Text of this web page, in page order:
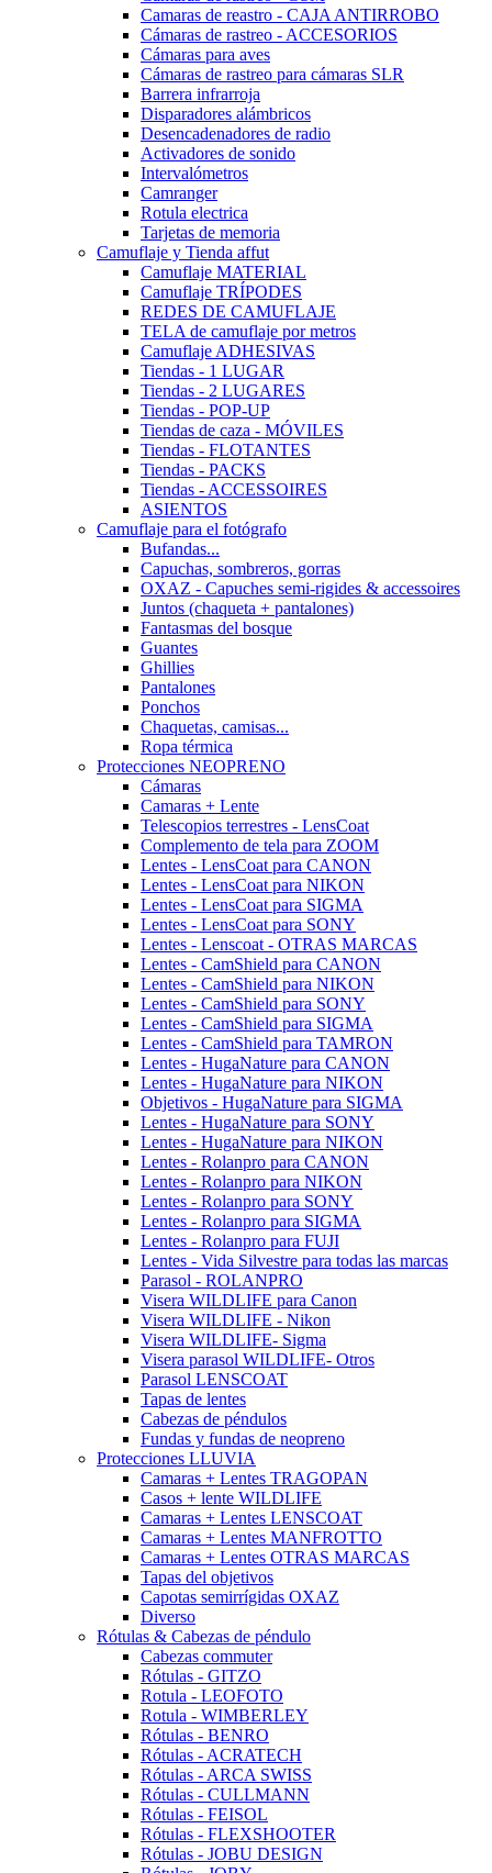
Camaras de reastro - CAJA ANTIRROBO
Cámaras de rastreo - ACCESORIOS
Cámaras para aves
Cámaras de rastreo para cámaras SLR
Barrera infrarroja
Disparadores alámbricos
Desencadenadores de radio
Activadores de sonido
Intervalómetros
Camranger
Rotula electrica
Tarjetas de memoria
Camuflaje y Tienda affut
Camuflaje MATERIAL
Camuflaje TRÍPODES
REDES DE CAMUFLAJE
TELA de camuflaje por metros
Camuflaje ADHESIVAS
Tiendas - 1 LUGAR
Tiendas - 2 LUGARES
Tiendas - POP-UP
Tiendas de caza - MÓVILES
Tiendas - FLOTANTES
Tiendas - PACKS
Tiendas - ACCESSOIRES
ASIENTOS
Camuflaje para el fotógrafo
Bufandas...
Capuchas, sombreros, gorras
OXAZ - Capuches semi-rigides & accessoires
Juntos (chaqueta + pantalones)
Fantasmas del bosque
Guantes
Ghillies
Pantalones
Ponchos
Chaquetas, camisas...
Ropa térmica
Protecciones NEOPRENO
Cámaras
Camaras + Lente
Telescopios terrestres - LensCoat
Complemento de tela para ZOOM
Lentes - LensCoat para CANON
Lentes - LensCoat para NIKON
Lentes - LensCoat para SIGMA
Lentes - LensCoat para SONY
Lentes - Lenscoat - OTRAS MARCAS
Lentes - CamShield para CANON
Lentes - CamShield para NIKON
Lentes - CamShield para SONY
Lentes - CamShield para SIGMA
Lentes - CamShield para TAMRON
Lentes - HugaNature para CANON
Lentes - HugaNature para NIKON
Objetivos - HugaNature para SIGMA
Lentes - HugaNature para SONY
Lentes - HugaNature para NIKON
Lentes - Rolanpro para CANON
Lentes - Rolanpro para NIKON
Lentes - Rolanpro para SONY
Lentes - Rolanpro para SIGMA
Lentes - Rolanpro para FUJI
Lentes - Vida Silvestre para todas las marcas
Parasol - ROLANPRO
Visera WILDLIFE para Canon
Visera WILDLIFE - Nikon
Visera WILDLIFE- Sigma
Visera parasol WILDLIFE- Otros
Parasol LENSCOAT
Tapas de lentes
Cabezas de péndulos
Fundas y fundas de neopreno
Protecciones LLUVIA
Camaras + Lentes TRAGOPAN
Casos + lente WILDLIFE
Camaras + Lentes LENSCOAT
Camaras + Lentes MANFROTTO
Camaras + Lentes OTRAS MARCAS
Tapas del objetivos
Capotas semirrígidas OXAZ
Diverso
Rótulas & Cabezas de péndulo
Cabezas commuter
Rótulas - GITZO
Rotula - LEOFOTO
Rotula - WIMBERLEY
Rótulas - BENRO
Rótulas - ACRATECH
Rótulas - ARCA SWISS
Rótulas - CULLMANN
Rótulas - FEISOL
Rótulas - FLEXSHOOTER
Rótulas - JOBU DESIGN